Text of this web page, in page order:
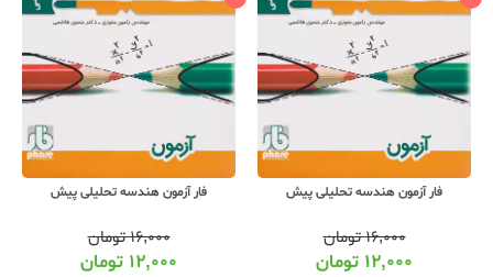
فار آزمون هندسه تحلیلی پیش
۱۶,۰۰۰تومان
۱۲,۰۰۰ تومان
فار آزمون هندسه تحلیلی پیش
۱۶,۰۰۰تومان
۱۲,۰۰۰ تومان